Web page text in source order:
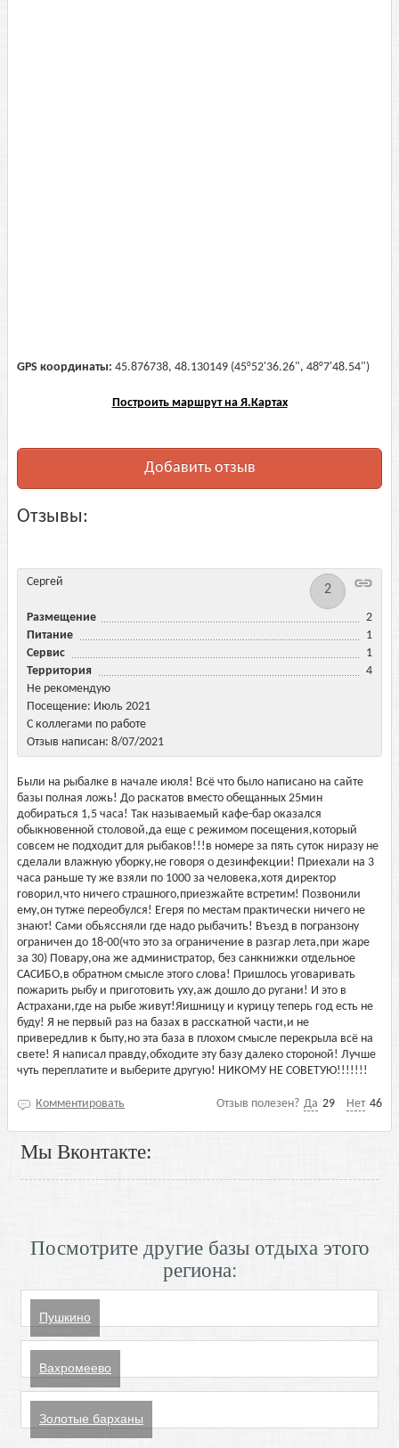
GPS координаты: 45.876738, 48.130149 (45°52'36.26", 48°7'48.54")
Построить маршрут на Я.Картах
Добавить отзыв
Отзывы:
Сергей
2
Размещение
2
Питание
1
Сервис
1
Территория
4
Не рекомендую
Посещение: Июль 2021
С коллегами по работе
Отзыв написан: 8/07/2021
Были на рыбалке в начале июля! Всё что было написано на сайте
базы полная ложь! До раскатов вместо обещанных 25мин
добираться 1,5 часа! Так называемый кафе-бар оказался
обыкновенной столовой,да еще с режимом посещения,который
совсем не подходит для рыбаков!!!в номере за пять суток ниразу не
сделали влажную уборку,не говоря о дезинфекции! Приехали на 3
часа раньше ту же взяли по 1000 за человека,хотя директор
говорил,что ничего страшного,приезжайте встретим! Позвонили
ему,он тутже переобулся! Егеря по местам практически ничего не
знают! Сами обьяссняли где надо рыбачить! Въезд в погранзону
ограничен до 18-00(что это за ограничение в разгар лета,при жаре
за 30) Повару,она же администратор, без санкнижки отдельное
САСИБО,в обратном смысле этого слова! Пришлось уговаривать
пожарить рыбу и приготовить уху,аж дошло до ругани! И это в
Астрахани,где на рыбе живут!Яишницу и курицу теперь год есть не
буду! Я не первый раз на базах в расскатной части,и не
привередлив к быту,но эта база в плохом смысле перекрыла всё на
свете! Я написал правду,обходите эту базу далеко стороной! Лучше
чуть переплатите и выберите другую! НИКОМУ НЕ СОВЕТУЮ!!!!!!!
Отзыв полезен? Да 29 Нет 46
Комментировать
Мы Вконтакте:
Посмотрите другие базы отдыха этого
региона:
Пушкино
Вахромеево
Золотые барханы